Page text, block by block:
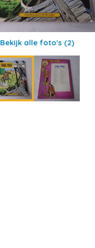
Bekijk alle foto's (2)